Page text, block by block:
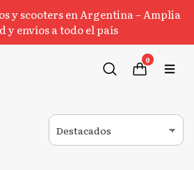
y scooters en Argentina – Amplia
y envíos a todo el país
0